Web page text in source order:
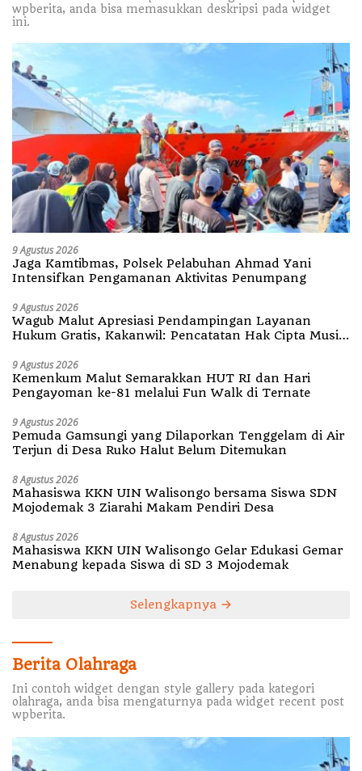
wpberita, anda bisa memasukkan deskripsi pada widget
ini.
9 Agustus 2026
Jaga Kamtibmas, Polsek Pelabuhan Ahmad Yani
Intensifkan Pengamanan Aktivitas Penumpang
9 Agustus 2026
Wagub Malut Apresiasi Pendampingan Layanan
Hukum Gratis, Kakanwil: Pencatatan Hak Cipta Musik
9 Agustus 2026
Kemenkum Malut Semarakkan HUT RI dan Hari
Pengayoman ke-81 melalui Fun Walk di Ternate
9 Agustus 2026
Pemuda Gamsungi yang Dilaporkan Tenggelam di Air
Terjun di Desa Ruko Halut Belum Ditemukan
8 Agustus 2026
Mahasiswa KKN UIN Walisongo bersama Siswa SDN
Mojodemak 3 Ziarahi Makam Pendiri Desa
8 Agustus 2026
Mahasiswa KKN UIN Walisongo Gelar Edukasi Gemar
Menabung kepada Siswa di SD 3 Mojodemak
Selengkapnya
Berita Olahraga
Ini contoh widget dengan style gallery pada kategori
olahraga, anda bisa mengaturnya pada widget recent post
wpberita.